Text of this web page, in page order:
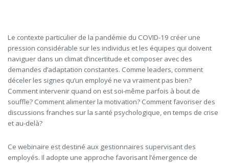
Le contexte particulier de la pandémie du COVID-19 créer une
pression considérable sur les individus et les équipes qui doivent
naviguer dans un climat d’incertitude et composer avec des
demandes d’adaptation constantes. Comme leaders, comment
déceler les signes qu’un employé ne va vraiment pas bien?
Comment intervenir quand on est soi-même parfois à bout de
souffle? Comment alimenter la motivation? Comment favoriser des
discussions franches sur la santé psychologique, en temps de crise
et au-delà?
Ce webinaire est destiné aux gestionnaires supervisant des
employés. Il adopte une approche favorisant l’émergence de